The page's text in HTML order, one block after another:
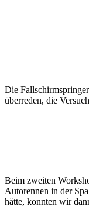
Die
überreden, die
Beim zweiten
Autorennen in der
hätte, konnten wir